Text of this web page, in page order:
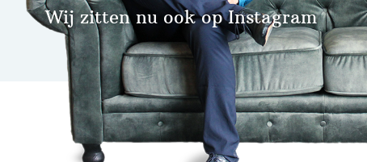
Wij zitten nu ook op Instagram